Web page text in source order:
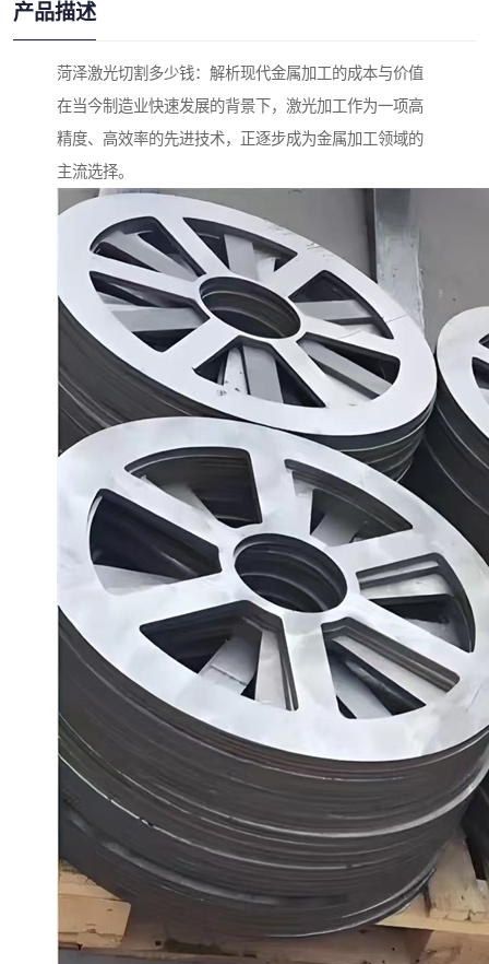
产品描述
菏泽激光切割多少钱：解析现代金属加工的成本与价值
在当今制造业快速发展的背景下，激光加工作为一项高
精度、高效率的先进技术，正逐步成为金属加工领域的
主流选择。